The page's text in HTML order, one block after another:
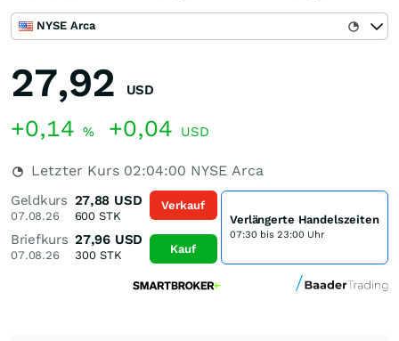
NYSE Arca
27,92 USD
+0,14 % +0,04 USD
Letzter Kurs 02:04:00 NYSE Arca
Geldkurs
07.08.26
27,88 USD
600 STK
Briefkurs
07.08.26
27,96 USD
300STK
Verkauf
Kauf
Verlängerte Handelszeiten
07:30 bis 23:00 Uhr